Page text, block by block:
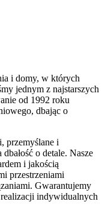
i domy, w których
jednym z najstarszych
od 1992 roku
dbając o
przemyślane i
o detale. Nasze
i jakością
przestrzeniami
Gwarantujemy
indywidualnych